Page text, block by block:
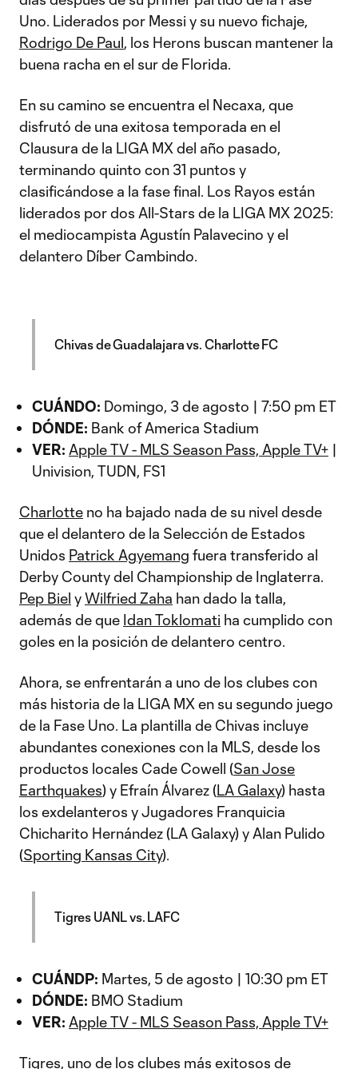
Uno. Liderados por Messi y su nuevo fichaje,
Rodrigo De Paul, los Herons buscan mantener la
buena racha en el sur de Florida.
En su camino se encuentra el Necaxa, que
disfrutó de una exitosa temporada en el
Clausura de la LIGA MX del año pasado,
terminando quinto con 31 puntos y
clasificándose a la fase final. Los Rayos están
liderados por dos All-Stars de la LIGA MX 2025:
el mediocampista Agustín Palavecino y el
delantero Díber Cambindo.
Chivas de Guadalajara vs. Charlotte FC
CUÁNDO: Domingo, 3 de agosto | 7:50 pm ET
DÓNDE: Bank of America Stadium
VER: Apple TV - MLS Season Pass, Apple TV+ |
Univision, TUDN, FS1
Charlotte no ha bajado nada de su nivel desde
que el delantero de la Selección de Estados
Unidos Patrick Agyemang fuera transferido al
Derby County del Championship de Inglaterra.
Pep Biel yWilfried Zaha han dado la talla,
además de que Idan Toklomati ha cumplido con
goles en la posición de delantero centro.
Ahora, se enfrentarán a uno de los clubes con
más historia de la LIGA MX en su segundo juego
de la Fase Uno. La plantilla de Chivas incluye
abundantes conexiones con la MLS, desde los
productos locales Cade Cowell (San Jose
Earthquakes) y Efraín Álvarez (LA Galaxy) hasta
los exdelanteros y Jugadores Franquicia
Chicharito Hernández (LA Galaxy) y Alan Pulido
(Sporting Kansas City).
Tigres UANL vs. LAFC
CUÁNDP: Martes, 5 de agosto | 10:30 pm ET
DÓNDE: BMO Stadium
VER: Apple TV - MLS Season Pass, Apple TV+
Tigres, uno de los clubes más exitosos de